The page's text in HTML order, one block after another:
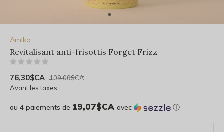
Amika
Revitalisant anti-frisottis Forget Frizz
76,30$CA 109,00$CA
Avant les taxes
ou 4 paiements de 19,07$CA avec ⓘ